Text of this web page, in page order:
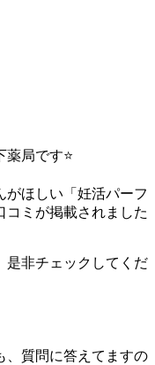
局です⭐
がほしい「妊活パーフ
コミが掲載されました
是非チェックしてくだ
、質問に答えてますの